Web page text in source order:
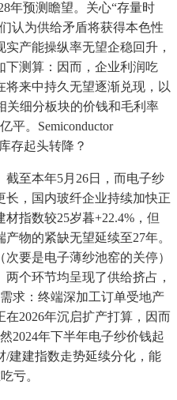
预测瞻望。关心“存量时
认为供给矛盾将获得本色性
产能操纵率无望企稳回升，
下测算：因而，企业利润吃
来中持久无望逐渐兑现，以
关细分板块的价钱和毛利率
平。Semiconductor
存起头转降？
至本年5月26日，而电子纱
，国内玻纤企业持续加快正
指数较25岁暮+22.4%，但
物的紧缺无望延续至27年。
要是电子薄纱池窑的关停）
个环节均呈现了供给挤占，
求：终端深加工订单受地产
2026年沉启扩产打算，因而
2024年下半年电子纱价钱起
/建建指数走势延续分化，能
亏。